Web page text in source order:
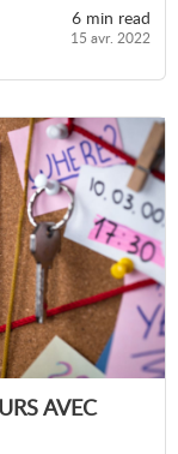
6 min read
15 avr. 2022
AVEC